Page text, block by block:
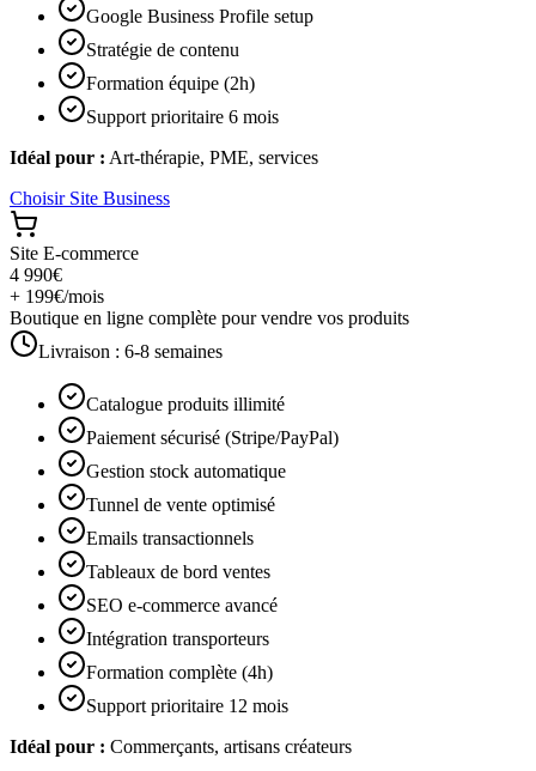
Google Business Profile setup
Stratégie de contenu
Formation équipe (2h)
Support prioritaire 6 mois
Idéal pour : Art-thérapie, PME, services
Choisir Site Business
Site E-commerce
4 990€
+ 199€/mois
Boutique en ligne complète pour vendre vos produits
Livraison : 6-8 semaines
Catalogue produits illimité
Paiement sécurisé (Stripe/PayPal)
Gestion stock automatique
Tunnel de vente optimisé
Emails transactionnels
Tableaux de bord ventes
SEO e-commerce avancé
Intégration transporteurs
Formation complète (4h)
Support prioritaire 12 mois
Idéal pour : Commerçants, artisans créateurs